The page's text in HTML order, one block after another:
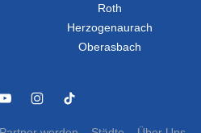
Roth
Herzogenaurach
Oberasbach